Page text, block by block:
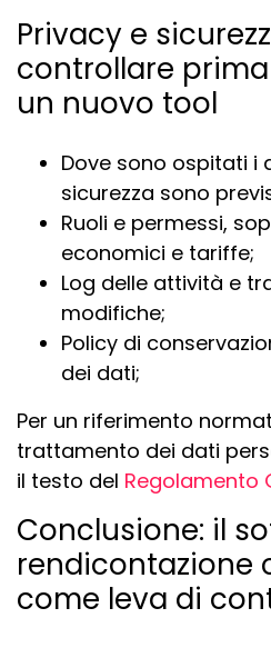
Privacy e
controllare
un nuovo tool
Dove sono ospitati i
sicurezza sono
Ruoli e permessi,
economici e tariffe;
Log delle attività e
modifiche;
Policy di
dei dati;
Per un riferimento
trattamento dei dati
il testo del Regolamento
Conclusione: il
rendicontazione
come leva di